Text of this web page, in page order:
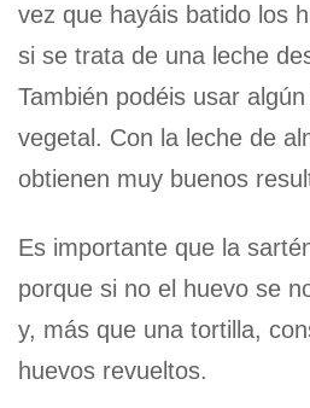
vez que hayáis batido los
si se trata de una leche
También podéis usar
vegetal. Con la leche de
obtienen muy buenos
Es importante que la
porque si no el huevo se
y, más que una tortilla,
huevos revueltos.